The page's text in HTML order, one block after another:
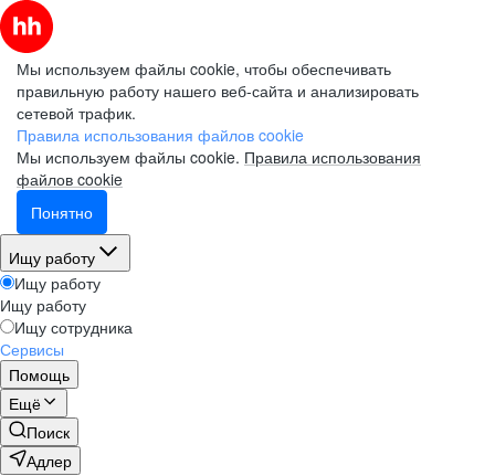
Мы используем файлы cookie, чтобы обеспечивать
правильную работу нашего веб-сайта и анализировать
сетевой трафик.
Правила использования файлов cookie
Мы используем файлы cookie. Правила использования
файлов cookie
Понятно
Ищу работу
Ищу работу
Ищу работу
Ищу сотрудника
Сервисы
Помощь
Ещё
Поиск
Адлер